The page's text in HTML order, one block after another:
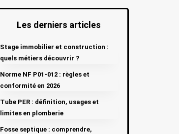
Les derniers articles
Stage immobilier et construction :
quels métiers découvrir ?
Norme NF P01-012 : règles et
conformité en 2026
Tube PER : définition, usages et
limites en plomberie
Fosse septique : comprendre,